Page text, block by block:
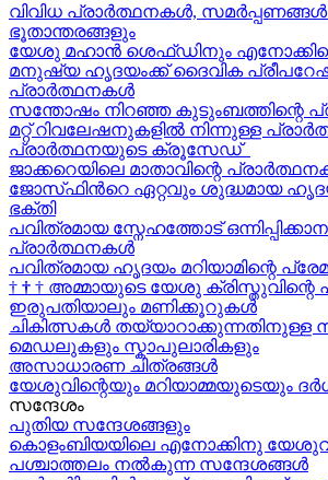
വിവിധ പ്രാർത്ഥനകൾ,
ഭൂതാന്തരങ്ങളും
യേശു മഹാന്‍ ശെഫ്ഡിനും
മനുഷ്യ ഹൃദയംക്ക് ദൈവിക
പ്രാർത്ഥനകൾ
സന്തോഷം നിറഞ്ഞ കുടുംബത്തിന്റെ
മറ്റ് റിവലേഷനുകളിൽ നിന്നുള്ള
പ്രാർത്ഥനയുടെ ക്രൂസേഡ്
ജാക്കറെയിലെ മാതാവിന്റെ
ജോസ്‌ഫിന്‍റെ ഏറ്റവും ശുദ്ധമായ
ഭക്തി
പവിത്രമായ സ്നേഹത്തോട്
പ്രാർത്ഥനകള്‍
പവിത്രമായ ഹൃദയം മറിയാമിന്റെ
† † † അമ്മായുടെ യേശു ക്രിസ്തുവിന്റെ
ഇരുപതിയാലും മണിക്കൂറുകള്‍
ചികിത്സകൾ തയ്യാറാക്കുന്നതിനുള്ള
മെഡലുകളും സ്കാപുലാരികളും
അസാധാരണ ചിത്രങ്ങൾ
യേശുവിന്റെയും മറിയാമ്മയുടെയും
സന്ദേശം
പുതിയ സന്ദേശങ്ങളും
കൊളംബിയയിലെ എനോക്കിനു
പശ്ചാത്തലം നൽകുന്ന സന്ദേശങ്ങള്‍